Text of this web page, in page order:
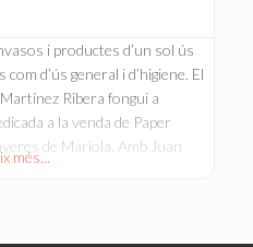
i productes d’un sol ús
d’ús general i d’higiene. El
Ribera fongui a
a la venda de Paper
de Mariola. Amb Juan
inicial confeccionant
més...